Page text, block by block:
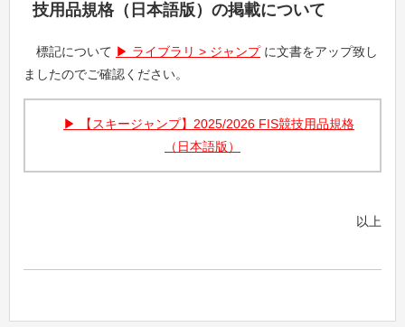
技用品規格（日本語版）の掲載について
標記について ライブラリ > ジャンプに文書をアップ致し
ましたのでご確認ください。
【スキージャンプ】2025/2026 FIS競技用品規格
（日本語版）
以上